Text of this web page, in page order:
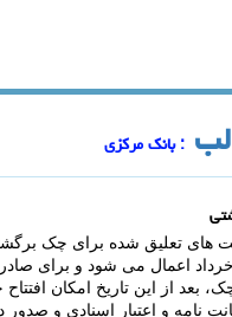
: بانك مركزی
های تعلیق شده برای چک
خرداد اعمال می شود و برای
بعد از این تاریخ امکان
نامه و اعتبار اسنادی و